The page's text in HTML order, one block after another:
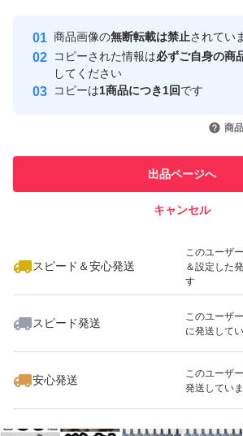
札）ボタンの下に記載されている所か
です。 ②落札する（落札時の価格は変
支払手続時にクーポンを選択する（値
評価に悪いがありますが全て不当評価
アーストーンが10個全て汚い（箱を開
茶色がかっていて破れていてストーン
ーンの砂は多少とれます。輸送事故（
業者か私が対応となります。箱梱包で
問題と思います。本当の話であれば。
の評価依頼については「小学生しか守
取引実績
取引実績◯+
このユーザ
引を完了さ
での取引実
スピード&安心発送
※このバッジは実績に基づく表示であり、発送を保
スピード＆安心発送
このユーザ
＆設定した
す
スピード発送
このユーザ
に発送して
安心発送
このユーザ
発送してい
商品画像の無断転載は禁止されてい
コピーされた情報は必ずご自身の商
してください
コピーは1商品につき1回です
商
出品ページへ
キャンセル